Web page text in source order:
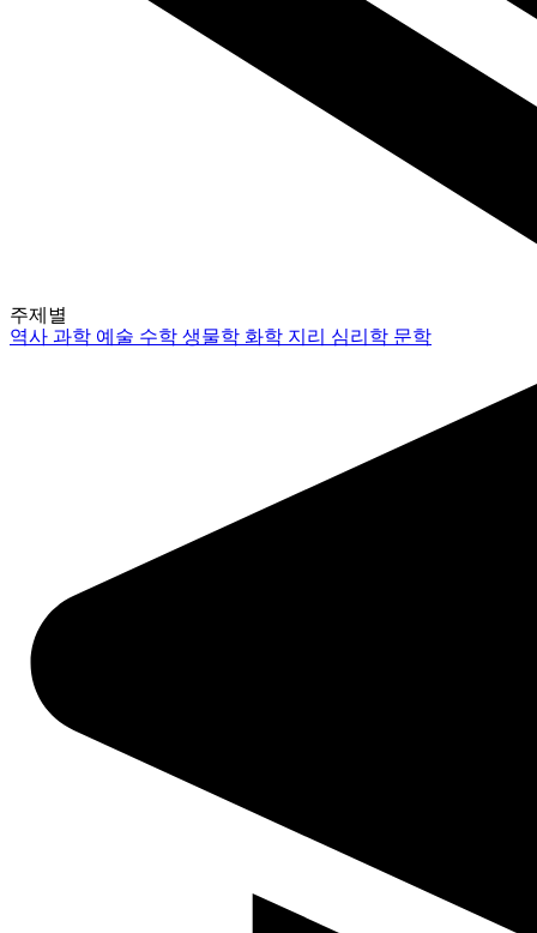
주제별
역사과학 예술 수학생물학 화학 지리 심리학 문학